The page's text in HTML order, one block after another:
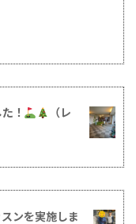
！
（レ
ンを実施しま